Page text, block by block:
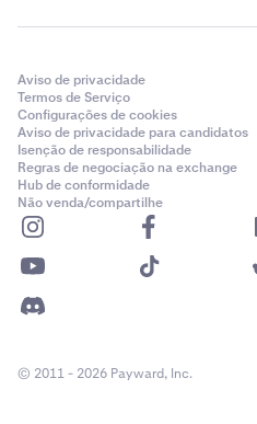
Aviso de privacidade
Termos de Serviço
Configurações de cookies
Aviso de privacidade para candidatos
Isenção de responsabilidade
Regras de negociação na exchange
Hub de conformidade
Não venda/compartilhe
© 2011 - 2026 Payward, Inc.